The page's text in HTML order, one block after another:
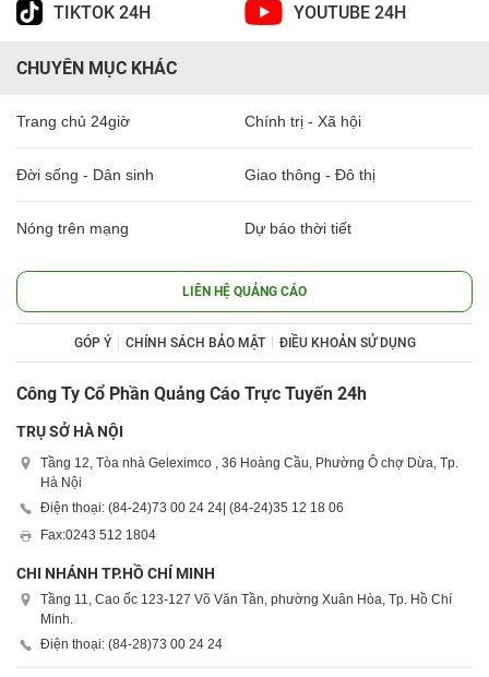
TIKTOK 24H YOUTUBE 24H
CHUYÊN MỤC KHÁC
Trang chủ 24giờ Chính trị - Xã hội
Đời sống - Dân sinh Giao thông - Đô thị
Nóng trên mạng Dự báo thời tiết
LIÊN HỆ QUẢNG CÁO
GÓP Ý CHÍNH SÁCH BẢO MẬT ĐIỀU KHOẢN SỬ DỤNG
Công Ty Cổ Phần Quảng Cáo Trực Tuyến 24h
TRỤ SỞ HÀ NỘI
Tầng 12, Tòa nhà Geleximco , 36 Hoàng Cầu, Phường Ô chợ Dừa, Tp.
Hà Nội
Điện thoại: (84-24)73 00 24 24 | (84-24)35 12 18 06
Fax:0243 512 1804
CHI NHÁNH TP.HỒ CHÍ MINH
Tầng 11, Cao ốc 123-127 Võ Văn Tần, phường Xuân Hòa, Tp. Hồ Chí
Minh.
Điện thoại: (84-28)73 00 24 24